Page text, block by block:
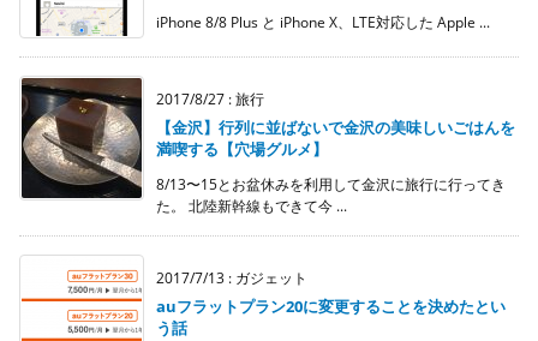
iPhone 8/8 Plus と iPhone X、LTE対応した Apple ...
2017/8/27 :旅行
【金沢】行列に並ばないで金沢の美味しいごはんを
満喫する【穴場グルメ】
8/13〜15とお盆休みを利用して金沢に旅行に行ってき
た。 北陸新幹線もできて今 ...
2017/7/13 : ガジェット
auフラットプラン20に変更することを決めたとい
う話